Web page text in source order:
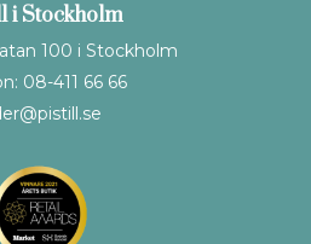
i Stockholm
100 i Stockholm
08-411 66 66